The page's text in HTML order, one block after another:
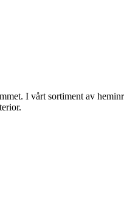
I vårt sortiment av